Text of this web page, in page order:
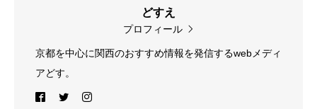
どすえ
プロフィール
京都を中心に関西のおすすめ情報を発信するwebメディ
アどす。